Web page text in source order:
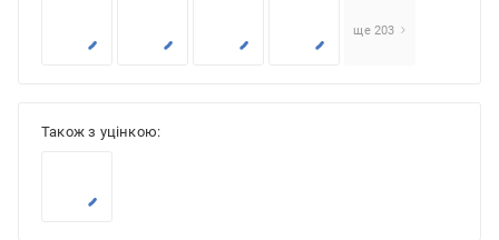
ще 203
Також з уцінкою:
₴